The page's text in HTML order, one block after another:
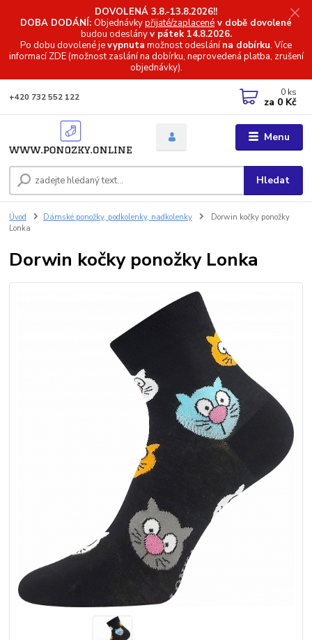
DOVOLENÁ 3.8.-13.8.2026!!
DOBA DODÁNÍ: Objednávkypřijaté/zaplacené v době dovolené
budou odeslányv pátek 14.8.2026.
Po dobu dovolené jevypnuta možnost odeslánína dobírku. Více
informacíZDE (možnost zaslání na dobírku, neprovedená platba, zrušení
objednávky).
Menu
Hledat
+420 732 552 122 0 ks
za 0 Kč
Úvod Dámské ponožky, podkolenky, nadkolenky
Dorwin kočky ponožky
Lonka
Dorwin kočky ponožky Lonka